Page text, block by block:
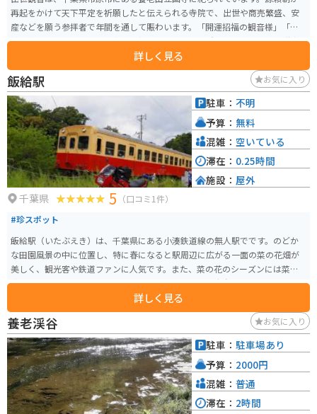
再起をかけて天下平定を祈願したと伝えられる寺院で、出世や商売繁盛、安
産などを願う参拝者で年間を通して賑わいます。「開運招福の観音様」「祈
祷の名刹」として、多くの方々に親しまれている場所です。 かなり急な階段
を上っていかなければならない立地で、分かりづらい場所にありますが、養
老渓谷の美しい自然が待っています。手前に地元民家の人がやっているであ
ろう無人の駐車場があります。箱の中にお金を入れるシステムです。川の上の
赤い橋を渡った先にあります。道からは見えません。金の仏像があり綺麗で
す。人が少なく厳かな雰囲気です。
詳しく見る
飯給駅 お気に入り
千葉県 5 （口コミ1件）
#珍スポット
飯給駅（いたぶえき）は、千葉県にある小湊鉄道線の無人駅でです。のどか
な田園風景の中に位置し、特に春になると駅周辺に広がる一面の菜の花畑が
美しく、観光客や鉄道ファンに人気です。また、菜の花のシーズンには菜の
花と列車のコントラストを楽しむことができます。駅舎自体は非常にシンプ
ルで、趣のある木造の待合室が趣があります。 この駅の一番の特徴は「世界
一大きなトイレ」が設置されていることです。丸太で覆われた中に草原の真
ん中にポツンとガラス張りのトイレが設置されています。残念ながら女性専
用のトイレのため、男性は使用することはできません。
詳しく見る
駐車： 不明
予算： 無料
混雑： 空いている
滞在： 0.25時間
施設： 屋外
養老渓谷 お気に入り
駐車： 駐車場あり
予算： 2000円
混雑： 普通
滞在： 2時間